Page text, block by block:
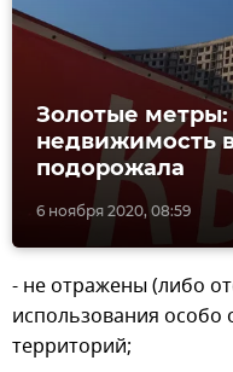
6 ноября 2020, 08:59
Золотые
недвижимость
подорожала
- не отражены (либо
использования
территорий;